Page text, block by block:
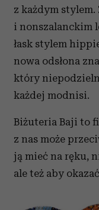
z każdym
i nonszalanckim
łask stylem
nowa odsłona
który
każdej modnisi.
Biżuteria Baji to
z nas może
ją mieć na ręku,
ale też aby